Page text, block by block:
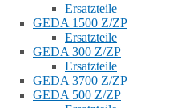
Ersatzteile
GEDA 1500 Z/ZP
Ersatzteile
GEDA 300 Z/ZP
Ersatzteile
GEDA 3700 Z/ZP
GEDA 500 Z/ZP